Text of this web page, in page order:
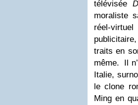
télévisée
moraliste
réel-
traits en
même. Il
Italie,
le clone
Ming en